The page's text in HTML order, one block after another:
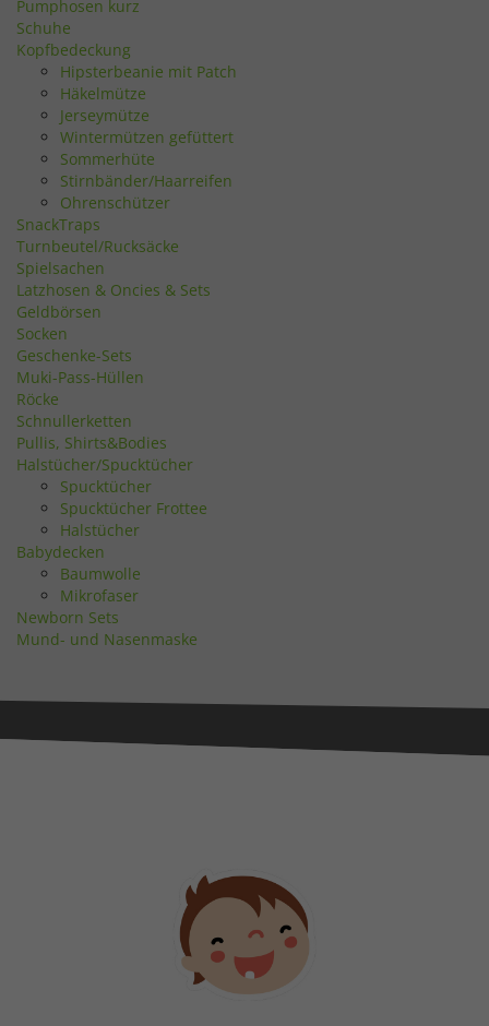
Pumphosen kurz
Schuhe
Kopfbedeckung
Hipsterbeanie mit Patch
Häkelmütze
Jerseymütze
Wintermützen gefüttert
Sommerhüte
Stirnbänder/Haarreifen
Ohrenschützer
SnackTraps
Turnbeutel/Rucksäcke
Spielsachen
Latzhosen & Oncies & Sets
Geldbörsen
Socken
Geschenke-Sets
Muki-Pass-Hüllen
Röcke
Schnullerketten
Pullis, Shirts&Bodies
Halstücher/Spucktücher
Spucktücher
Spucktücher Frottee
Halstücher
Babydecken
Baumwolle
Mikrofaser
Newborn Sets
Mund- und Nasenmaske